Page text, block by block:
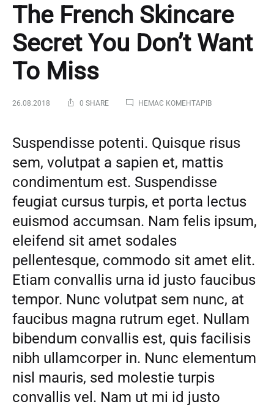
The French Skincare
Secret You Don’t Want
To Miss
26.08.2018 0 SHARE НЕМАЄ КОМЕНТАРІВДО
SKINCARE
SECRET
YOU
DON’T
WANT
MISS
Suspendisse potenti. Quisque risus
sem, volutpat a sapien et, mattis
condimentum est. Suspendisse
feugiat cursus turpis, et porta lectus
euismod accumsan. Nam felis ipsum,
eleifend sit amet sodales
pellentesque, commodo sit amet elit.
Etiam convallis urna id justo faucibus
tempor. Nunc volutpat sem nunc, at
faucibus magna rutrum eget. Nullam
bibendum convallis est, quis facilisis
nibh ullamcorper in. Nunc elementum
nisl mauris, sed molestie turpis
convallis vel. Nam ut mi id justo